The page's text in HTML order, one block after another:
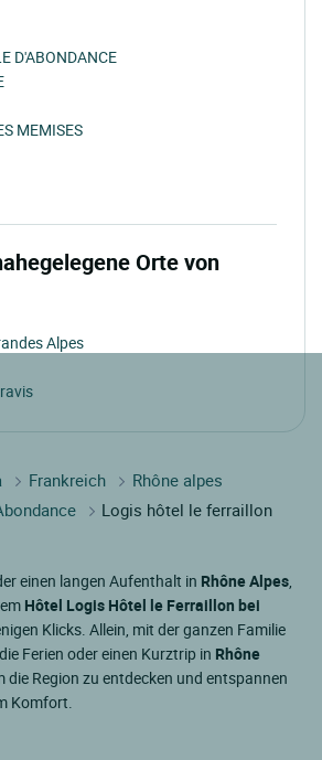
D'ABONDANCE
MEMISES
Orte von
Alpes
Frankreich
Rhône alpes
Logis hôtel le ferraillon
einen langen Aufenthalt in Rhône Alpes,
Hôtel Logis Hôtel le Ferraillon bei
Klicks. Allein, mit der ganzen Familie
Ferien oder einen Kurztrip in Rhône
die Region zu entdecken und entspannen
Komfort.